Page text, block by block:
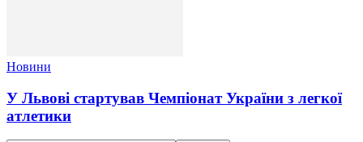
Новини
У Львові стартував Чемпіонат України з легкої
атлетики